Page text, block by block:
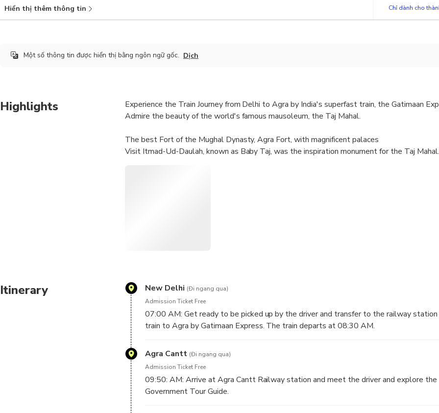
Pickup included
Hiển thị thêm thông tin Chỉ dành cho
Một số thông tin được hiển thị bằng ngôn ngữ gốc. Dịch
Highlights
Experience the Train Journey from Delhi to Agra by India's superfast train, the Gatimaan
Admire the beauty of the world's famous mausoleum, the Taj Mahal.
The best Fort of the Mughal Dynasty, Agra Fort, with magnificent palaces
Visit Itmad-Ud-Daulah, known as Baby Taj, was the inspiration monument for the Taj Mahal.
Itinerary New Delhi (Đi ngang qua)
Admission Ticket Free
07:00 AM: Get ready to be picked up by the driver and transfer to the railway
train to Agra by Gatimaan Express. The train departs at 08:30 AM.
Agra Cantt (Đi ngang qua)
Admission Ticket Free
09:50: AM: Arrive at Agra Cantt Railway station and meet the driver and explore
Government Tour Guide.